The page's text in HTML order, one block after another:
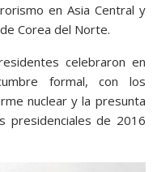
en Asia Central y
Corea del Norte.
celebraron en
formal, con los
nuclear y la presunta
presidenciales de 2016